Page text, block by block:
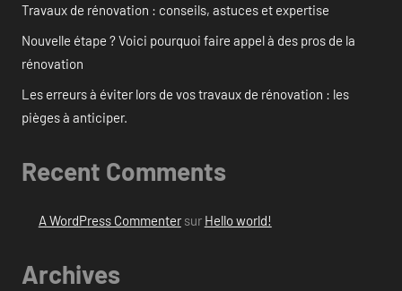
Travaux de rénovation : conseils, astuces et expertise
Nouvelle étape ? Voici pourquoi faire appel à des pros de la
rénovation
Les erreurs à éviter lors de vos travaux de rénovation : les
pièges à anticiper.
Recent Comments
A WordPress Commentersur Hello world!
Archives